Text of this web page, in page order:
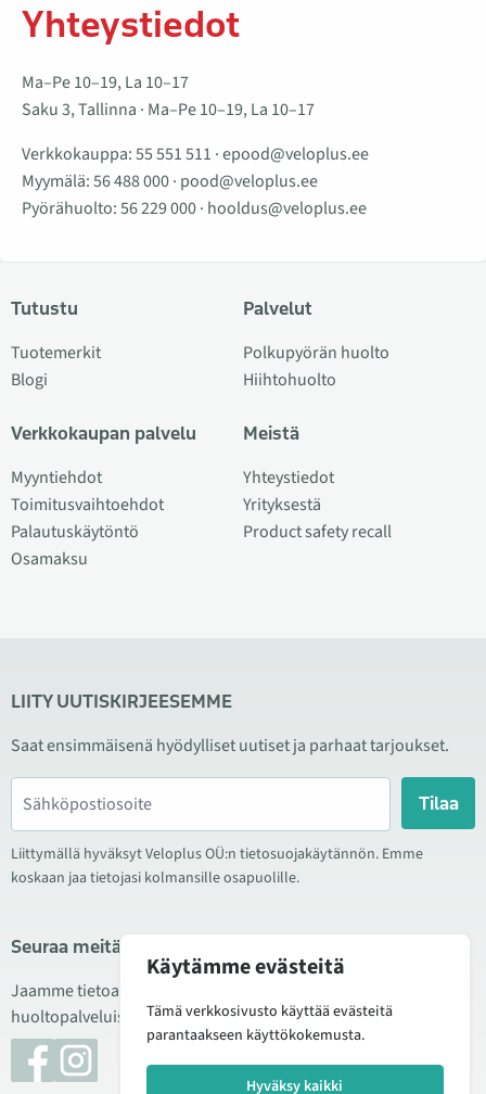
Yhteystiedot
Ma–Pe 10–19, La 10–17
Saku 3, Tallinna · Ma–Pe 10–19, La 10–17
Verkkokauppa:55 551 511 ·epood@veloplus.ee
Myymälä:56 488 000· pood@veloplus.ee
Pyörähuolto:56 229 000· hooldus@veloplus.ee
Tutustu
Tuotemerkit
Blogi
Verkkokaupan palvelu
Myyntiehdot
Toimitusvaihtoehdot
Palautuskäytöntö
Osamaksu
Palvelut
Polkupyörän huolto
Hiihtohuolto
Meistä
Yhteystiedot
Yrityksestä
Product safety recall
LIITY UUTISKIRJEESEMME
Saat ensimmäisenä hyödylliset uutiset ja parhaat tarjoukset.
Tilaa
Liittymällä hyväksyt Veloplus OÜ:n tietosuojakäytännön. Emme
koskaan jaa tietojasi kolmansille osapuolille.
Seuraa meitä sosiaalisessa mediassa
Jaamme tietoa hyvistä tarjouksista, uusista tuotteista ja
huoltopalveluista. Joskus julkaisemme myös tuote-esittelyjä.
Käytämme evästeitä
Tämä verkkosivusto käyttää evästeitä
parantaakseen käyttökokemusta.
Hyväksy kaikki